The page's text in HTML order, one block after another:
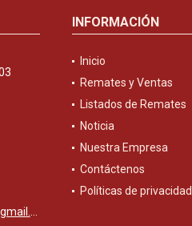
INFORMACIÓN
Inicio
Remates y Ventas
Listados de Remates
Noticia
Nuestra Empresa
Contáctenos
Políticas de privacidad